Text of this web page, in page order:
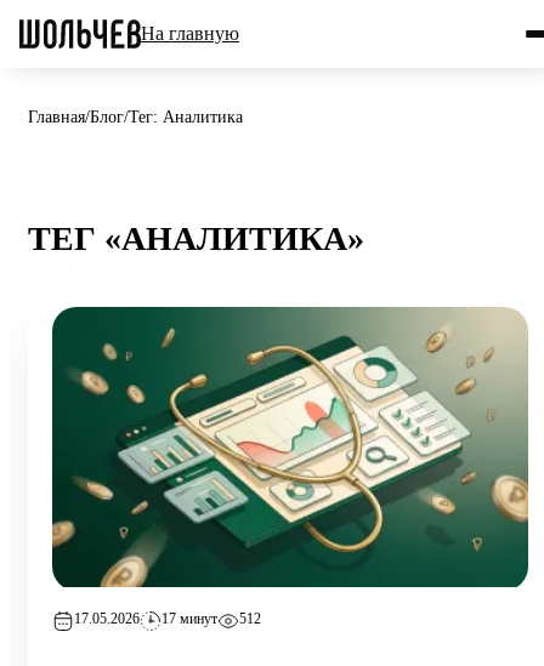
На главную
Главная/Блог/Тег: Аналитика
ТЕГ «АНАЛИТИКА»
17.05.2026 17 минут 512